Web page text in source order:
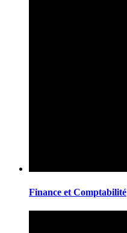
Finance et Comptabilité